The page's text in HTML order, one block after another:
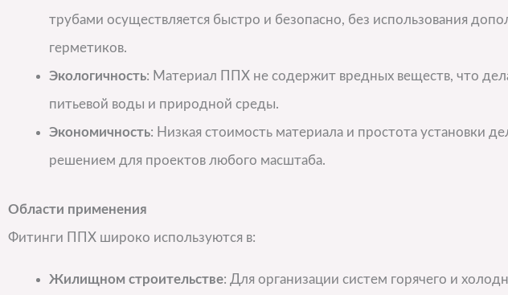
трубами осуществляется быстро и безопасно, без использования
герметиков.
Экологичность: Материал ППХ не содержит вредных веществ, что
питьевой воды и природной среды.
Экономичность: Низкая стоимость материала и простота установки
решением для проектов любого масштаба.
Области применения
Фитинги ППХ широко используются в:
Жилищном строительстве: Для организации систем горячего и